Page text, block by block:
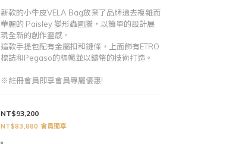
新款的小牛皮VELA Bag放棄了品牌過去複雜而
華麗的 Paisley 變形蟲圖騰，以簡單的設計展
現全新的創作靈感。
這款手提包配有金屬扣和鏈條，上面飾有ETRO
標誌和Pegaso的標幟並以鑄幣的技術打造。
※註冊會員即享會員專屬優惠!
NT$93,200
NT$83,880 會員獨享